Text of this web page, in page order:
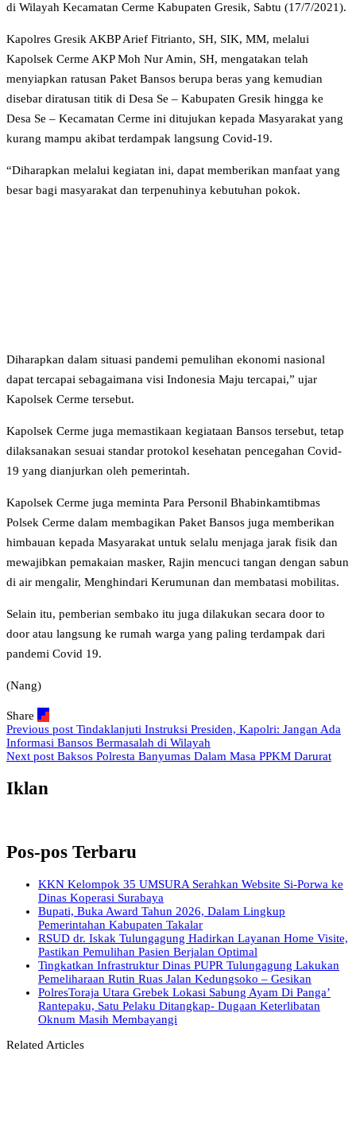
di Wilayah Kecamatan Cerme Kabupaten Gresik, Sabtu (17/7/2021).
Kapolres Gresik AKBP Arief Fitrianto, SH, SIK, MM, melalui
Kapolsek Cerme AKP Moh Nur Amin, SH, mengatakan telah
menyiapkan ratusan Paket Bansos berupa beras yang kemudian
disebar diratusan titik di Desa Se – Kabupaten Gresik hingga ke
Desa Se – Kecamatan Cerme ini ditujukan kepada Masyarakat yang
kurang mampu akibat terdampak langsung Covid-19.
“Diharapkan melalui kegiatan ini, dapat memberikan manfaat yang
besar bagi masyarakat dan terpenuhinya kebutuhan pokok.
Diharapkan dalam situasi pandemi pemulihan ekonomi nasional
dapat tercapai sebagaimana visi Indonesia Maju tercapai,” ujar
Kapolsek Cerme tersebut.
Kapolsek Cerme juga memastikaan kegiataan Bansos tersebut, tetap
dilaksanakan sesuai standar protokol kesehatan pencegahan Covid-
19 yang dianjurkan oleh pemerintah.
Kapolsek Cerme juga meminta Para Personil Bhabinkamtibmas
Polsek Cerme dalam membagikan Paket Bansos juga memberikan
himbauan kepada Masyarakat untuk selalu menjaga jarak fisik dan
mewajibkan pemakaian masker, Rajin mencuci tangan dengan sabun
di air mengalir, Menghindari Kerumunan dan membatasi mobilitas.
Selain itu, pemberian sembako itu juga dilakukan secara door to
door atau langsung ke rumah warga yang paling terdampak dari
pandemi Covid 19.
(Nang)
Share
Previous post Tindaklanjuti Instruksi Presiden, Kapolri: Jangan Ada
Informasi Bansos Bermasalah di Wilayah
Next post Baksos Polresta Banyumas Dalam Masa PPKM Darurat
Iklan
Pos-pos Terbaru
KKN Kelompok 35 UMSURA Serahkan Website Si-Porwa ke
Dinas Koperasi Surabaya
Bupati, Buka Award Tahun 2026, Dalam Lingkup
Pemerintahan Kabupaten Takalar
RSUD dr. Iskak Tulungagung Hadirkan Layanan Home Visite,
Pastikan Pemulihan Pasien Berjalan Optimal
Tingkatkan Infrastruktur Dinas PUPR Tulungagung Lakukan
Pemeliharaan Rutin Ruas Jalan Kedungsoko – Gesikan
PolresToraja Utara Grebek Lokasi Sabung Ayam Di Panga’
Rantepaku, Satu Pelaku Ditangkap- Dugaan Keterlibatan
Oknum Masih Membayangi
Related Articles